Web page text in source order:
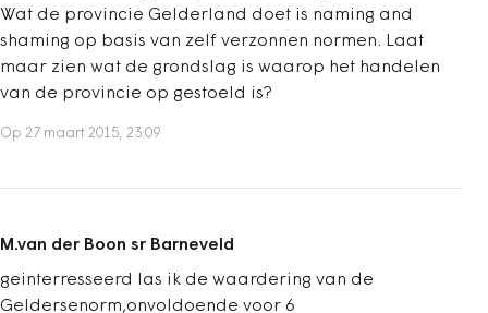
Wat de provincie Gelderland doet is naming and
shaming op basis van zelf verzonnen normen. Laat
maar zien wat de grondslag is waarop het handelen
van de provincie op gestoeld is?
Op 27 maart 2015, 23:09
M.van der Boon sr Barneveld
geinterresseerd las ik de waardering van de
Geldersenorm,onvoldoende voor 6